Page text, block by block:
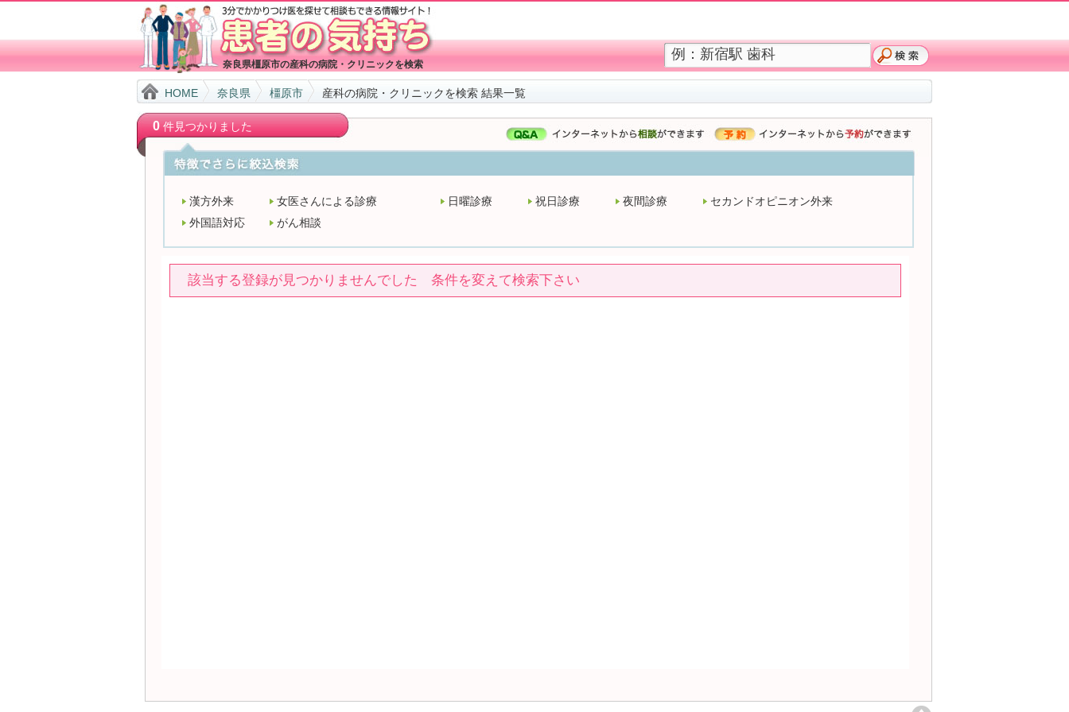
奈良県橿原市の産科の病院・クリニックを検索
HOME 奈良県 橿原市 産科の病院・クリニックを検索 結果一覧
0件見つかりました
漢方外来 女医さんによる診療 日曜診療 祝日診療 夜間診療
セカンドオピニオン外来
外国語対応
がん相談
該当する登録が見つかりませんでした 条件を変えて検索下さい